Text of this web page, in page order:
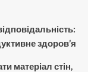
здоров’я
матеріал стін,